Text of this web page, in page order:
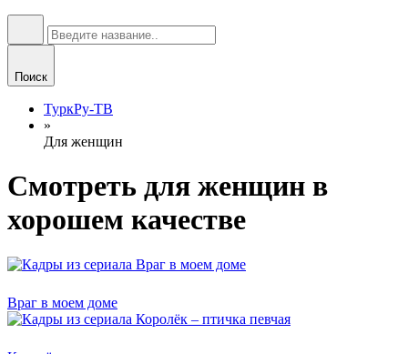
Поиск
ТуркРу-ТВ
»
Для женщин
Смотреть для женщин в
хорошем качестве
Враг в моем доме